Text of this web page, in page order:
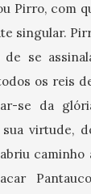
Pirro, com
singular.
se
os reis
se da
virtude,
caminho